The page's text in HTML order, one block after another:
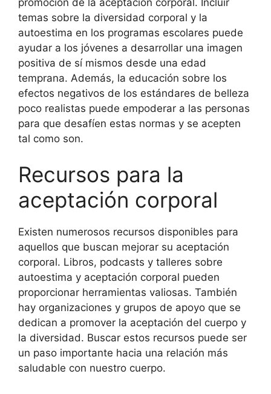
temas sobre la diversidad corporal y la
autoestima en los programas escolares puede
ayudar a los jóvenes a desarrollar una imagen
positiva de sí mismos desde una edad
temprana. Además, la educación sobre los
efectos negativos de los estándares de belleza
poco realistas puede empoderar a las personas
para que desafíen estas normas y se acepten
tal como son.
Recursos para la
aceptación corporal
Existen numerosos recursos disponibles para
aquellos que buscan mejorar su aceptación
corporal. Libros, podcasts y talleres sobre
autoestima y aceptación corporal pueden
proporcionar herramientas valiosas. También
hay organizaciones y grupos de apoyo que se
dedican a promover la aceptación del cuerpo y
la diversidad. Buscar estos recursos puede ser
un paso importante hacia una relación más
saludable con nuestro cuerpo.